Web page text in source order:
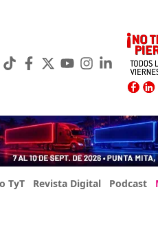
TyT Revista Digital Podcast